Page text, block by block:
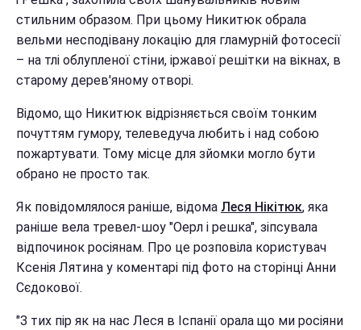
стильним образом. При цьому Никитюк обрала
вельми несподівану локацію для гламурній фотосесії
– на тлі облупленої стіни, іржавої решітки на вікнах, в
старому дерев'яному отворі.
Відомо, що Никитюк відрізняється своїм тонким
почуттям гумору, телеведуча любить і над собою
пожартувати. Тому місце для зйомки могло бути
обрано не просто так.
Як повідомлялося раніше, відома Леся Нікітюк, яка
раніше вела тревел-шоу "Оерл і решка", зіпсувала
відпочинок росіянам. Про це розповіла користувач
Ксенія Лятина у коментарі під фото на сторінці Анни
Сєдокової.
"З тих пір як на нас Леся в Іспанії орала що ми росіяни